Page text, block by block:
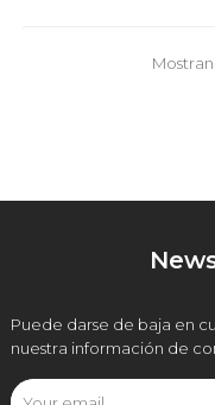
Puede darse de baja en
nuestra información de